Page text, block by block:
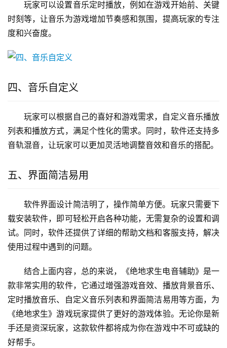
玩家可以设置音乐定时播放，例如在游戏开始前、关键
时刻等，让音乐为游戏增加节奏感和氛围，提高玩家的专注
度和兴奋度。
四、音乐自定义
玩家可以根据自己的喜好和游戏需求，自定义音乐播放
列表和播放方式，满足个性化的需求。同时，软件还支持多
音轨混音，让玩家可以更加灵活地调整音效和音乐的搭配。
五、界面简洁易用
软件界面设计简洁明了，操作简单方便。玩家只需要下
载安装软件，即可轻松开启各种功能，无需复杂的设置和调
试。同时，软件还提供了详细的帮助文档和客服支持，解决
使用过程中遇到的问题。
结合上面内容，总的来说，《绝地求生电音辅助》是一
款非常实用的软件，它通过增强游戏音效、播放背景音乐、
定时播放音乐、自定义音乐列表和界面简洁易用等方面，为
《绝地求生》游戏玩家提供了更好的游戏体验。无论你是新
手还是资深玩家，这款软件都将成为你在游戏中不可或缺的
好帮手。